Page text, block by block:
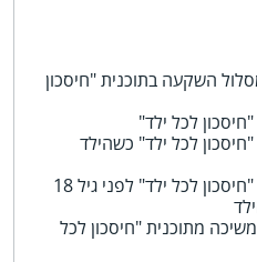
השקעה בתוכנית "חיסכון
לכל ילד"
לכל ילד" כשהילד
משיכת כספים מתוכנית "חיסכון לכל ילד" לפני גיל 18
מתוכנית "חיסכון לכל